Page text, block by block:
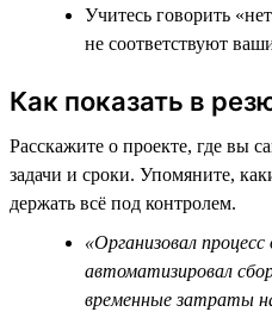
Учитесь говорить
не соответствуют
Как показать в
Расскажите о проекте, где вы
задачи и сроки. Упомяните,
держать всё под контролем.
«Организовал
автоматизировал
временные затраты